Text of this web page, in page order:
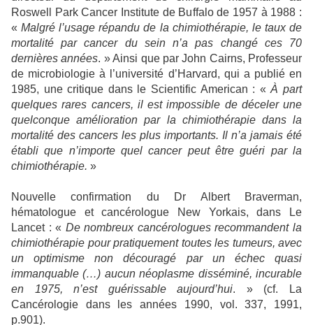
Roswell Park Cancer Institute de Buffalo de 1957 à 1988 :
«Malgré l’usage répandu de la chimiothérapie, le taux de
mortalité par cancer du sein n’a pas changé ces 70
dernières années. » Ainsi que par John Cairns, Professeur
de microbiologie à l’université d’Harvard, qui a publié en
1985, une critique dans le Scientific American : «À part
quelques rares cancers, il est impossible de déceler une
quelconque amélioration par la chimiothérapie dans la
mortalité des cancers les plus importants. Il n’a jamais été
établi que n’importe quel cancer peut être guéri par la
chimiothérapie. »
Nouvelle confirmation du Dr Albert Braverman,
hématologue et cancérologue New Yorkais, dans Le
Lancet : « De nombreux cancérologues recommandent la
chimiothérapie pour pratiquement toutes les tumeurs, avec
un optimisme non découragé par un échec quasi
immanquable (…) aucun néoplasme disséminé, incurable
en 1975, n’est guérissable aujourd’hui. » (cf. La
Cancérologie dans les années 1990, vol. 337, 1991,
p.901).